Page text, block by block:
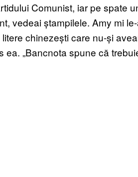
Comunist, iar pe spate
vedeai ștampilele. Amy mi
chinezești care nu-și
ea. „Bancnota spune că